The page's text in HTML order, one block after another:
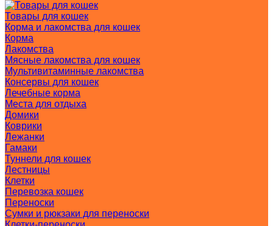
Товары для кошек
Корма и лакомства для кошек
Корма
Лакомства
Мясные лакомства для кошек
Мультивитаминные лакомства
Консервы для кошек
Лечебные корма
Места для отдыха
Домики
Коврики
Лежанки
Гамаки
Туннели для кошек
Лестницы
Клетки
Перевозка кошек
Переноски
Сумки и рюкзаки для переноски